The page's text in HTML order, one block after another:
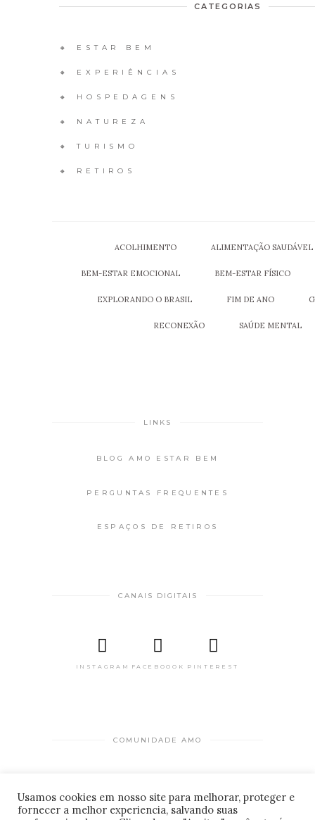
CATEGORIAS
🔸 ESTAR BEM
🔸 EXPERIÊNCIAS
🔸 HOSPEDAGENS
🔸 NATUREZA
🔸 TURISMO
🔸 RETIROS
ACOLHIMENTO ALIMENTAÇÃO SAUDÁVEL
BEM-ESTAR EMOCIONAL BEM-ESTAR FÍSICO
EXPLORANDO O BRASIL FIM DE ANO
RECONEXÃO SAÚDE MENTAL
LINKS
BLOG AMO ESTAR BEM
PERGUNTAS FREQUENTES
ESPAÇOS DE RETIROS
CANAIS DIGITAIS
INSTAGRAM FACEBOOOK PINTEREST
COMUNIDADE AMO
CADASTRO DE LOCAIS
© 2026 Amo estar bem . Desenvolvido por
Usamos cookies em nosso site para melhorar, proteger e
fornecer a melhor experiencia, salvando suas